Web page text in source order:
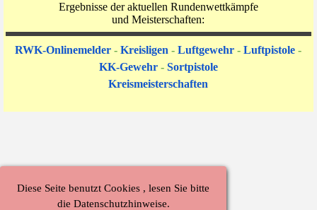
Diese Seite benutzt Cookies , lesen Sie bitte
die Datenschutzhinweise.
Ergebnisse der aktuellen Rundenwettkämpfe
und Meisterschaften:
RWK-Onlinemelder -Kreisligen -Luftgewehr -Luftpistole -
KK-Gewehr- Sortpistole
Kreismeisterschaften